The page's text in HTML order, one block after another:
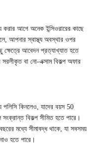
করার আগে অনেক ইন্সিওরারের কাছে
আপনার স্বাস্থ্য অবস্থার ওপর
ক্ষেত্রে আবেদন প্রত্যাখ্যাত হতে
সরলীকৃত বা নো-এক্সাম বিকল্প অফার
কিনলেও, যাদের বয়স 50
বিকল্প সীমিত হতে পারে।
মধ্যে সীমাবদ্ধ থাকে, যা সবসময়
নাও হতে পারে।